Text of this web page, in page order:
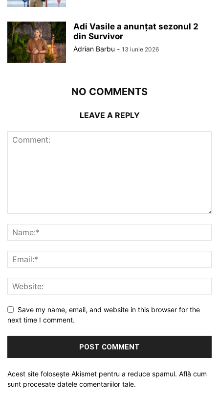
Adi Vasile a anunțat sezonul 2
din Survivor
Adrian Barbu - 13 iunie 2026
NO COMMENTS
LEAVE A REPLY
Save my name, email, and website in this browser for the
next time I comment.
Acest site folosește Akismet pentru a reduce spamul. Află cum
sunt procesate datele comentariilor tale.